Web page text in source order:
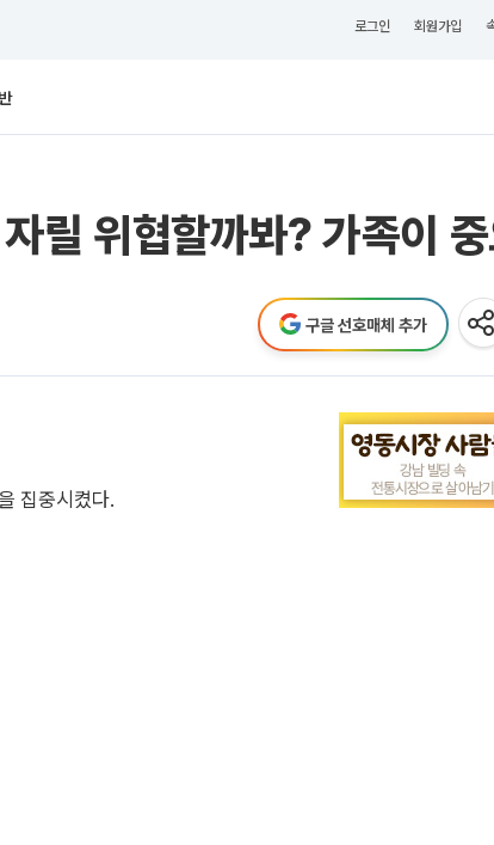
로그인 회원가입
릴 위협할까봐? 가족이
구글 선호매체 추가
집중시켰다.